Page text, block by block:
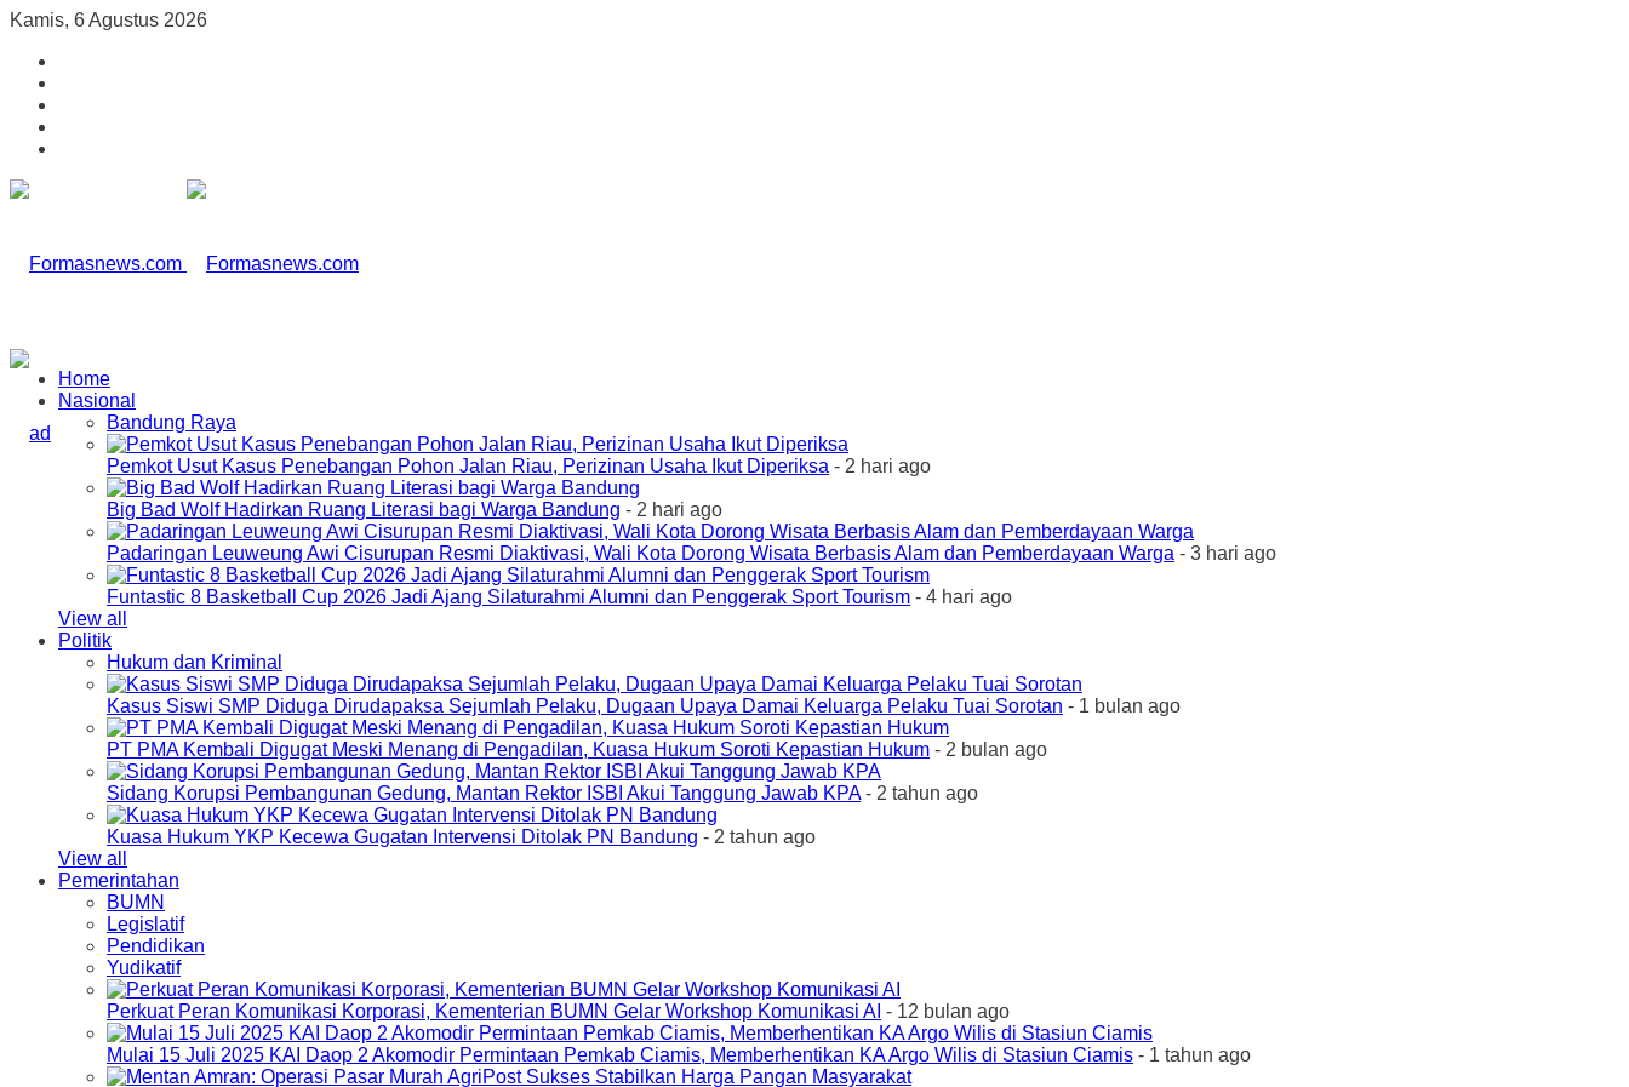
Kamis, 6 Agustus 2026
Home
Nasional
Bandung Raya
Pemkot Usut Kasus Penebangan Pohon Jalan Riau, Perizinan Usaha Ikut Diperiksa - 2 hari ago
Big Bad Wolf Hadirkan Ruang Literasi bagi Warga Bandung - 2 hari ago
Padaringan Leuweung Awi Cisurupan Resmi Diaktivasi, Wali Kota Dorong Wisata Berbasis Alam dan Pemberdayaan Warga - 3 hari ago
Funtastic 8 Basketball Cup 2026 Jadi Ajang Silaturahmi Alumni dan Penggerak Sport Tourism - 4 hari ago
View all
Politik
Hukum dan Kriminal
Kasus Siswi SMP Diduga Dirudapaksa Sejumlah Pelaku, Dugaan Upaya Damai Keluarga Pelaku Tuai Sorotan - 1 bulan ago
PT PMA Kembali Digugat Meski Menang di Pengadilan, Kuasa Hukum Soroti Kepastian Hukum - 2 bulan ago
Sidang Korupsi Pembangunan Gedung, Mantan Rektor ISBI Akui Tanggung Jawab KPA- 2 tahun ago
Kuasa Hukum YKP Kecewa Gugatan Intervensi Ditolak PN Bandung - 2 tahun ago
View all
Pemerintahan
BUMN
Legislatif
Pendidikan
Yudikatif
Perkuat Peran Komunikasi Korporasi, Kementerian BUMN Gelar Workshop Komunikasi AI - 12 bulan ago
Mulai 15 Juli 2025 KAI Daop 2 Akomodir Permintaan Pemkab Ciamis, Memberhentikan KA Argo Wilis di Stasiun Ciamis - 1 tahun ago